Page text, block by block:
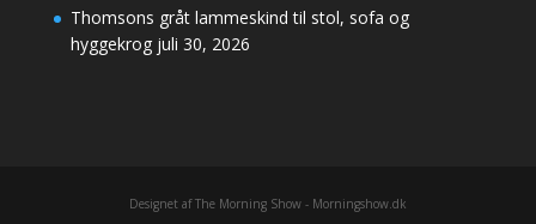
Thomsons gråt lammeskind til stol, sofa og
hyggekrog juli 30, 2026
Designet af The Morning Show - Morningshow.dk